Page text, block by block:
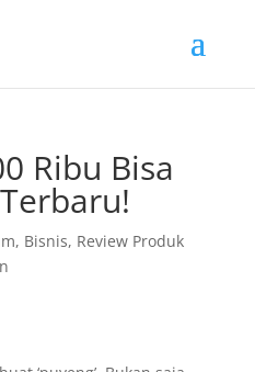
Ribu Bisa
, Bisnis, Review Produk